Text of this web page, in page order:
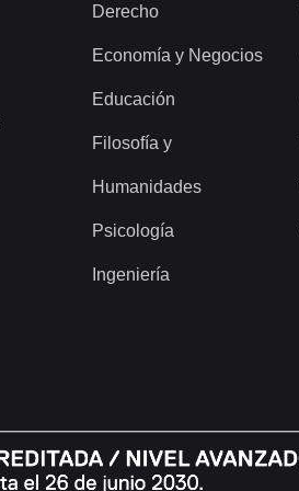
Derecho
Economía y Negocios
Educación
Filosofía y
Humanidades
Psicología
Ingeniería